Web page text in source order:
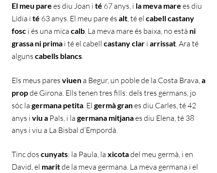
El meu pare es diu Joan i té 67 anys, i la meva mare es diu
Lídia i té 63 anys. El meu pare és alt , té el cabell castany
fosc i és una mica calb . La meva mare és baixa, no està ni
grassa ni prima i té el cabell castany clar i arrissat . Ara té
alguns cabells blancs
Els meus pares viuena Begur, un poble de la Costa Brava, a
propde Girona. Ells tenen tres fills: dels tres germans, jo
sóc la germana petita . El germà granes diu Carles, té 42
anys i viu a Pals, i la germana mitjanaes diu Elena, té 38
anys i viu a La Bisbal d’Empordà.
Tinc dos cunyats: la Paula, la xicotadel meu germà, i en
David, el maritde la meva germana. La meva germana i el